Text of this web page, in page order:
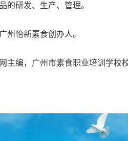
的研发、生产、管理。
州怡新素食创办人。
主编，广州市素食职业培训学校